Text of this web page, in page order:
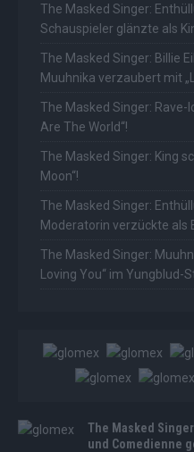
The Masked Singer:
Schauspieler glänzte als
The Masked Singer: Billie
Muuhnika verzaubert mit
The Masked Singer: Rave-
Are The World“!
The Masked Singer: King
Moon“!
The Masked Singer:
Moderatorin verzückte als
The Masked Singer:
Loving You“ im Yungblud-
The Masked
und Comedienne